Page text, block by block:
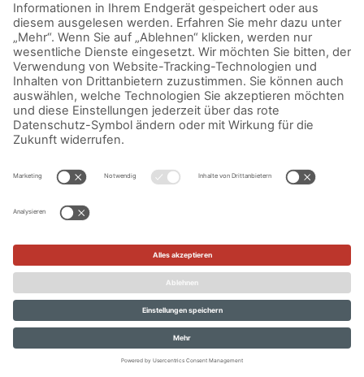
© Aurora Mühlen GmbH - Trettaustraße 49 – D-21107 Hamburg